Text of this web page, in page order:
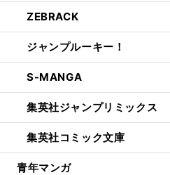
ZEBRACK
ジャンプルーキー！
S-MANGA
集英社ジャンプリミックス
集英社コミック文庫
青年マンガ